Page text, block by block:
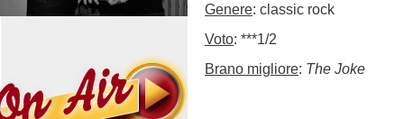
Genere: classic rock
Voto: ***1/2
Brano migliore: The Joke